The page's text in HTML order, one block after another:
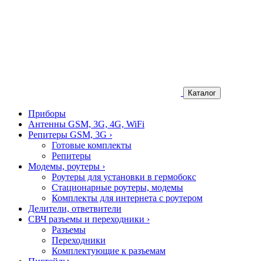
Каталог
Приборы
Антенны GSM, 3G, 4G, WiFi
Репитеры GSM, 3G ›
Готовые комплекты
Репитеры
Модемы, роутеры ›
Роутеры для установки в гермобокс
Стационарные роутеры, модемы
Комплекты для интернета с роутером
Делители, ответвители
СВЧ разъемы и переходники ›
Разъемы
Переходники
Комплектующие к разъемам